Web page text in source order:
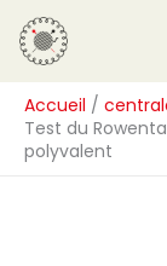
Aller
au
contenu
Accueil
Test du Rowenta
polyvalent
R
e
c
h
e